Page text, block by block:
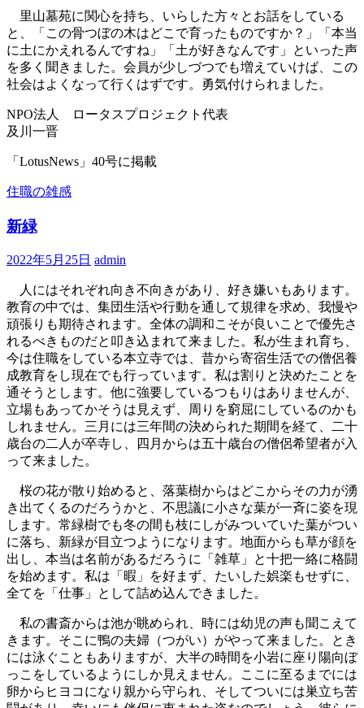
里山墓苑に関心を持ち、いらした方々とお話をしている
と、「この骨つぼの木はどこで育ったものですか？」「本当
に土にかえれるんですね」「土が好きなんです」といった声
を多く聞きました。会員が少しづつでも増えていけば、この
社会はよくなって行くはずです。勇気付けられました。
NPO法人 ロータスプロジェクト代表
及川一晋
「LotusNews」40号に掲載
住職の雑感
新緑
2022年5月25日 admin
人にはそれぞれ向き不向きがあり、好き嫌いもあります。
教育の中では、集団生活や行動を通して規律を求め、我慢や
頑張りも期待されます。全体の調和こそが良いことで優先さ
れるべきものだと叩き込まれて来ました。私が生まれ育ち、
今は住職をしている本立寺では、昔から寄宿生活での僧侶養
成教育をし現在でも行っています。私は割りと決めたことを
通そうとします。他に強要しているつもりはありませんが、
立場もあってかそうは見えず、周りを窮屈にしているのかも
しれません。三月には三年間の決められた期間を経て、二十
歳台の二人が卒寺し、四月からは五十歳台の僧侶希望者が入
って来ました。
桜の花が散り始めると、落葉樹からはどこからその力が湧
き出てくるのだろうかと、不思議に小さな葉が一斉に姿を現
します。常緑樹でも冬の間も枝にしがみついていた葉がつい
に落ち、新緑が目立つようになります。地面からも草が顔を
出し、本当は名前があるだろうに「雑草」と十把一絡に格闘
を始めます。私は「暇」を好まず、たいした娯楽もせずに、
全てを「仕事」として詰め込んできました。
私の書斎からは池が眺められ、時には幼児の声も聞こえて
きます。そこに鴨の夫婦（つがい）がやって来ました。とき
には泳ぐこともありますが、大半の時間を小岩に座り陽向ぼ
っこをしているようにしか見えません。ここに至るまでには
卵からヒヨコになり親から守られ、そしてついには巣立ち苦